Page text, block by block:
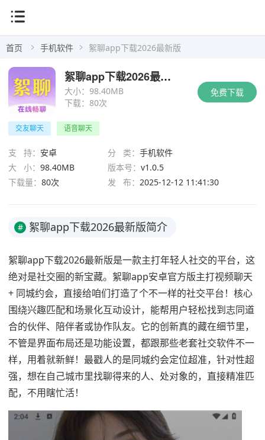
首页 手机软件 絮聊app下载2026最新版
免费下载
大小： 98.40MB
下载： 80次
絮聊app下载2026最新版
交友聊天 语音聊天
支 持： 安卓 分 类： 手机软件
大 小： 98.40MB 版本号： v1.0.5
下载量： 80次 发 布： 2025-12-12 11:41:30
# 絮聊app下载2026最新版简介
絮聊app下载2026最新版是一款主打年轻人社交的平台，这
绝对是社交圈的新宝藏。絮聊app安卓官方版主打视频聊天
+ 同城约会，直接给咱们打造了个不一样的社交平台！核心
围绕兴趣匹配和场景化互动设计，能帮用户轻松找到志同道
合的伙伴、陪伴者或协作队友。它的创新真的藏在细节里，
不管是界面布局还是功能设置，都跟那些老套社交软件不一
样，用着就新鲜！最戳人的是同城约会定位超准，针对性超
强，想在自己城市里找聊得来的人、处对象的，直接精准匹
配，不用瞎忙活！